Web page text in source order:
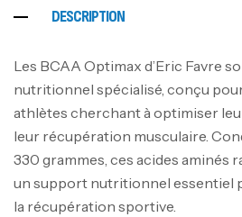
DESCRIPTION
Les BCAA Optimax d’Eric Favre
nutritionnel spécialisé, conçu
athlètes cherchant à optimiser
leur récupération musculaire.
330 grammes, ces acides aminés
un support nutritionnel essentiel
la récupération sportive.
Mega Creatine
Biotech USA